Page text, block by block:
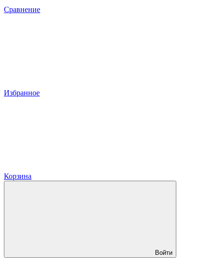
Сравнение
Избранное
Корзина
Войти